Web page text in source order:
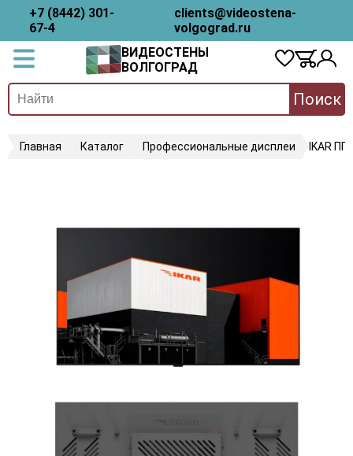
+7 (8442) 301-
67-4
clients@videostena-
volgograd.ru
ВИДЕОСТЕНЫ
ВОЛГОГРАД
Поиск
Главная Каталог Профессиональные дисплеи IKAR